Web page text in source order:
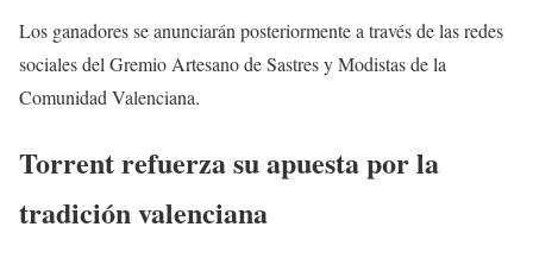
Los ganadores se anunciarán posteriormente a través de las redes
sociales del Gremio Artesano de Sastres y Modistas de la
Comunidad Valenciana.
Torrent refuerza su apuesta por la
tradición valenciana